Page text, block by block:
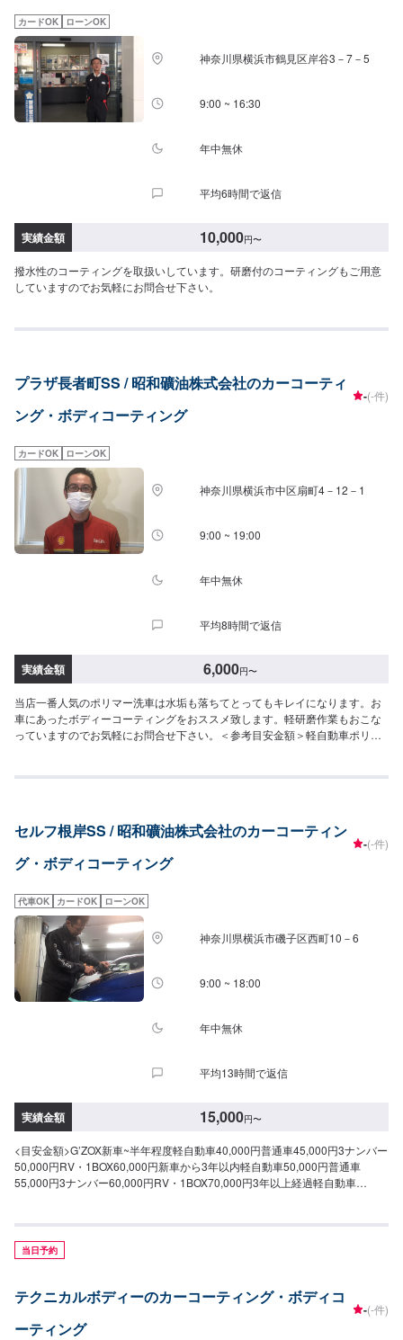
カードOK ローンOK
神奈川県横浜市鶴見区岸谷3－7－5
9:00 ~ 16:30
年中無休
平均6時間で返信
実績金額 10,000円〜
撥水性のコーティングを取扱いしています。研磨付のコーティングもご用意
していますのでお気軽にお問合せ下さい。
プラザ長者町SS / 昭和礦油株式会社のカーコーティ
ング・ボディコーティング
-(-件)
カードOK ローンOK
神奈川県横浜市中区扇町4－12－1
9:00 ~ 19:00
年中無休
平均8時間で返信
実績金額 6,000円〜
当店一番人気のポリマー洗車は水垢も落ちてとってもキレイになります。お
車にあったボディーコーティングをおススメ致します。軽研磨作業もおこな
っていますのでお気軽にお問合せ下さい。＜参考目安金額＞軽自動車ポリマ
セルフ根岸SS / 昭和礦油株式会社のカーコーティン
グ・ボディコーティング
-(-件)
代車OK カードOK ローンOK
神奈川県横浜市磯子区西町10－6
9:00 ~ 18:00
年中無休
平均13時間で返信
実績金額 15,000円〜
<目安金額>G’ZOX新車~半年程度軽自動車40,000円普通車45,000円3ナンバー
50,000円RV・1BOX60,000円新車から3年以内軽自動車50,000円普通車
55,000円3ナンバー60,000円RV・1BOX70,000円3年以上経過軽自動車
1BOX100,000円スーパーハードコートSS15,000円S17,000円M19,000円
L22,000円LL25,000円
当日予約
テクニカルボディーのカーコーティング・ボディコ
ーティング
-(-件)